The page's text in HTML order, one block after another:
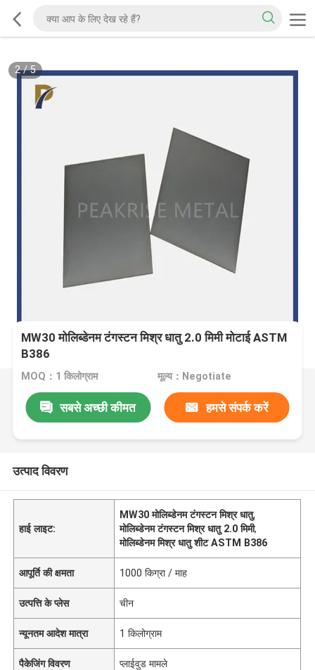
2/5
MW30 मोलिब्डेनम टंगस्टन मिश्र धातु 2.0 मिमी मोटाई ASTM
B386
MOQ：1 किलोग्राम मूल्य：Negotiate
सबसे अच्छी कीमत हमसे संपर्क करें
उत्पाद विवरण
हाई लाइट:
MW30 मोलिब्डेनम टंगस्टन मिश्र धातु,
मोलिब्डेनम टंगस्टन मिश्र धातु 2.0 मिमी,
मोलिब्डेनम मिश्र धातु शीट ASTM B386
आपूर्ति की क्षमता 1000 किग्रा / माह
उत्पत्ति के प्लेस चीन
न्यूनतम आदेश मात्रा 1 किलोग्राम
पैकेजिंग विवरण प्लाईवुड मामले